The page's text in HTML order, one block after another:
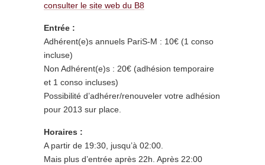
consulter le site web du B8
Entrée :
Adhérent(e)s annuels PariS-M : 10€ (1 conso
incluse)
Non Adhérent(e)s : 20€ (adhésion temporaire
et 1 conso incluses)
Possibilité d’adhérer/renouveler votre adhésion
pour 2013 sur place.
Horaires :
A partir de 19:30, jusqu’à 02:00.
Mais plus d’entrée après 22h. Après 22:00